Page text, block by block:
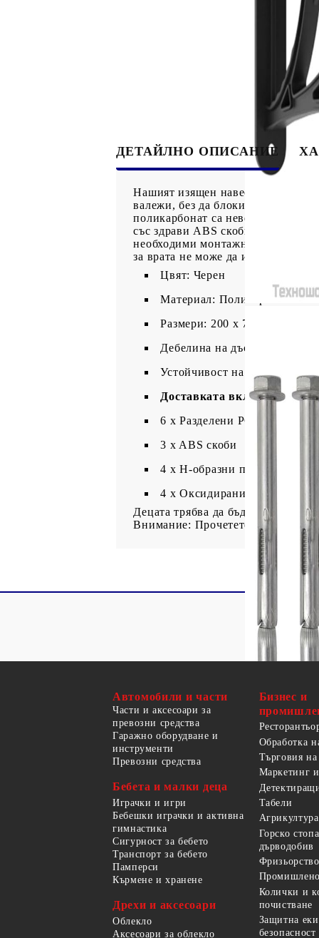
ДЕТАЙЛНО ОПИСАНИЕ
Нашият изящен навес за врата
валежи, без да блокира
поликарбонат са невероятно
със здрави ABS скоби и
необходими монтажни аксесоари
за врата не може да издържи на
Цвят: Черен
Материал: Поликарбонатни
Размери: 200 x 75 см (Д х Ш)
Дебелина на дъската: 5 мм
Устойчивост на атмосферни
Доставката включва:
6 х Разделени PC плоскости
3 x ABS скоби
4 х Н-образни пластмасови
4 x Оксидирани
Децата трябва да бъдат
Внимание: Прочетете внимателно
Автомобили и части
Части и аксесоари за
превозни средства
Гаражно оборудване и
инструменти
Превозни средства
Бебета и малки деца
Играчки и игри
Бебешки играчки и активна
гимнастика
Сигурност за бебето
Транспорт за бебето
Памперси
Кърмене и хранене
Дрехи и аксесоари
Облекло
Аксесоари за облекло
Бизнес и
Обработка
Търговия
Маркетинг
Табели
Агрикултура
Горско
дърводобив
Колички и
почистване
Защитна